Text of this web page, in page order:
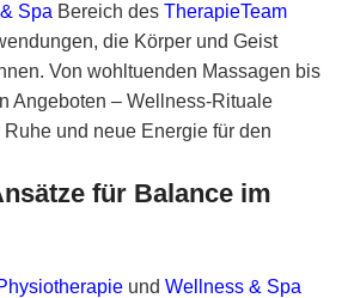
Spa Bereich des TherapieTeam
die Körper und Geist
Von wohltuenden Massagen bis
Angeboten – Wellness-Rituale
und neue Energie für den
für Balance im
und Wellness & Spa